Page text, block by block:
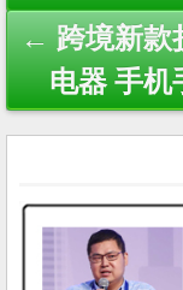
← 跨境新款
电器 手机